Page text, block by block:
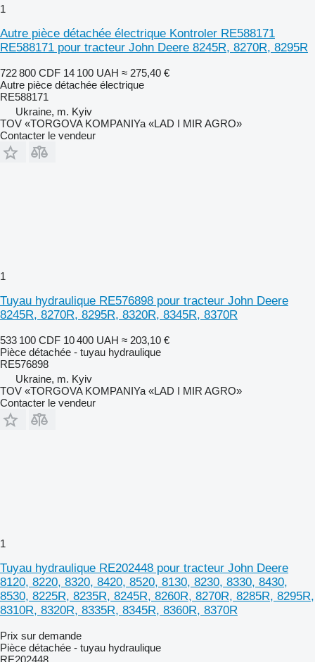
1
Autre pièce détachée électrique Kontroler RE588171
RE588171 pour tracteur John Deere 8245R, 8270R, 8295R
722 800 CDF 14 100 UAH ≈ 275,40 €
Autre pièce détachée électrique
RE588171
Ukraine, m. Kyiv
TOV «TORGOVA KOMPANIYa «LAD I MIR AGRO»
Contacter le vendeur
1
Tuyau hydraulique RE576898 pour tracteur John Deere
8245R, 8270R, 8295R, 8320R, 8345R, 8370R
533 100 CDF 10 400 UAH ≈ 203,10 €
Pièce détachée - tuyau hydraulique
RE576898
Ukraine, m. Kyiv
TOV «TORGOVA KOMPANIYa «LAD I MIR AGRO»
Contacter le vendeur
1
Tuyau hydraulique RE202448 pour tracteur John Deere
8120, 8220, 8320, 8420, 8520, 8130, 8230, 8330, 8430,
8530, 8225R, 8235R, 8245R, 8260R, 8270R, 8285R, 8295R,
8310R, 8320R, 8335R, 8345R, 8360R, 8370R
Prix sur demande
Pièce détachée - tuyau hydraulique
RE202448